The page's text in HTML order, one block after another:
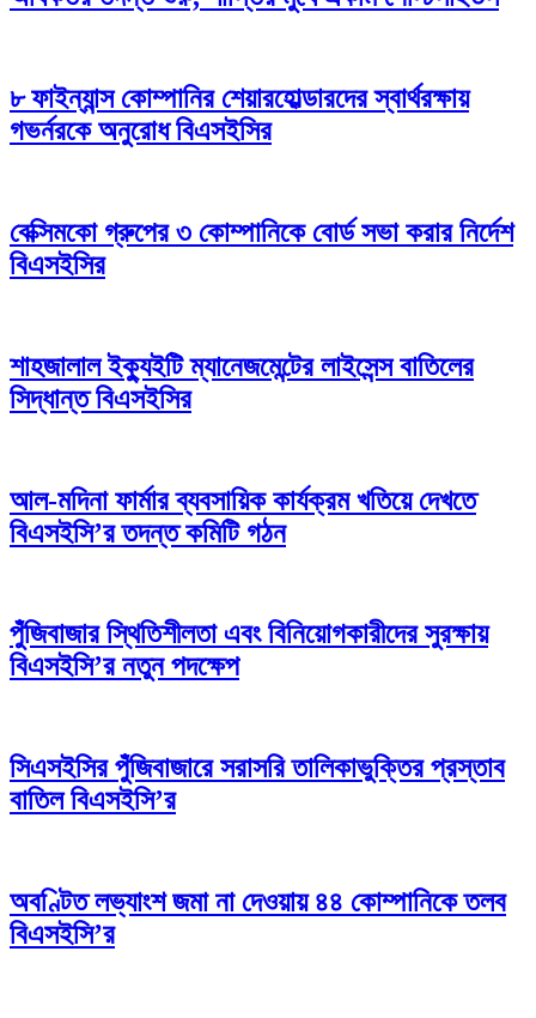
৮ ফাইন্যান্স কোম্পানির শেয়ারহোল্ডারদের স্বার্থরক্ষায়
গভর্নরকে অনুরোধ বিএসইসির
বেক্সিমকো গ্রুপের ৩ কোম্পানিকে বোর্ড সভা করার নির্দেশ
বিএসইসির
শাহজালাল ইক্যুইটি ম্যানেজমেন্টের লাইসেন্স বাতিলের
সিদ্ধান্ত বিএসইসির
আল-মদিনা ফার্মার ব্যবসায়িক কার্যক্রম খতিয়ে দেখতে
বিএসইসি’র তদন্ত কমিটি গঠন
পুঁজিবাজার স্থিতিশীলতা এবং বিনিয়োগকারীদের সুরক্ষায়
বিএসইসি’র নতুন পদক্ষেপ
সিএসইসির পুঁজিবাজারে সরাসরি তালিকাভুক্তির প্রস্তাব
বাতিল বিএসইসি’র
অবণ্টিত লভ্যাংশ জমা না দেওয়ায় ৪৪ কোম্পানিকে তলব
বিএসইসি’র